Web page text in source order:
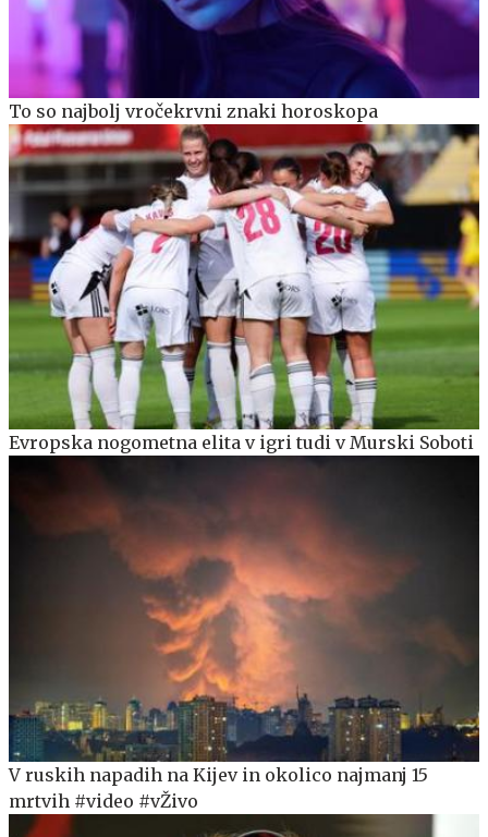
To so najbolj vročekrvni znaki horoskopa
Evropska nogometna elita v igri tudi v Murski Soboti
V ruskih napadih na Kijev in okolico najmanj 15
mrtvih #video #vŽivo